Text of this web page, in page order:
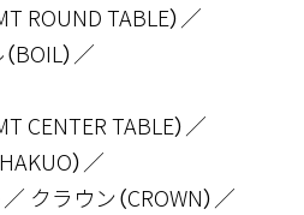
ROUND TABLE）
BOIL）
CENTER TABLE）
）
クラウン（CROWN）